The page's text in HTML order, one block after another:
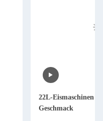
22L-Eismaschinen
Geschmack